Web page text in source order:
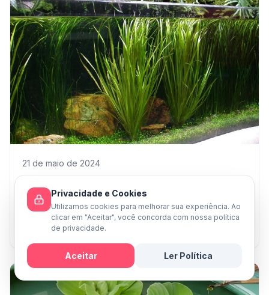
21 de maio de 2024
Cultivo em Aquários
Blyxa Aubertii: planta aquática elegante e fácil de cuidar,
ideal para adicionar textura e movimento em aquários
plantados.
Privacidade e Cookies
Utilizamos cookies para melhorar sua experiência. Ao
clicar em "Aceitar", você concorda com nossa política
de privacidade.
Aceitar
Ler Política